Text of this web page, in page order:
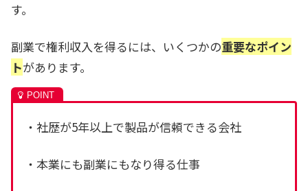
す。
副業で権利収入を得るには、いくつかの重要なポイン
トがあります。
・社歴が5年以上で製品が信頼できる会社
・本業にも副業にもなり得る仕事